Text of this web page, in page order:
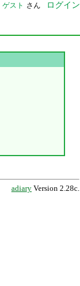
ゲスト さん ログイン
adiary Version 2.28c.